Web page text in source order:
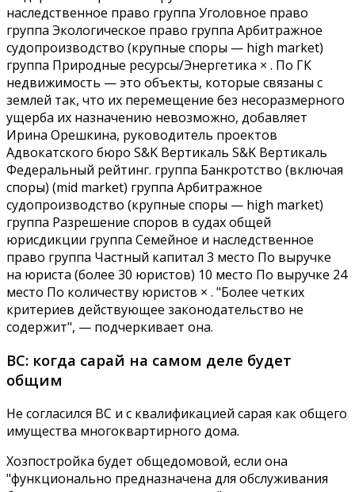
наследственное право группа Уголовное право
группа Экологическое право группа Арбитражное
судопроизводство (крупные споры — high market)
группа Природные ресурсы/Энергетика × . По ГК
недвижимость — это объекты, которые связаны с
землей так, что их перемещение без несоразмерного
ущерба их назначению невозможно, добавляет
Ирина Орешкина, руководитель проектов
Адвокатского бюро S&K Вертикаль S&K Вертикаль
Федеральный рейтинг. группа Банкротство (включая
споры) (mid market) группа Арбитражное
судопроизводство (крупные споры — high market)
группа Разрешение споров в судах общей
юрисдикции группа Семейное и наследственное
право группа Частный капитал 3 место По выручке
на юриста (более 30 юристов) 10 место По выручке 24
место По количеству юристов × . "Более четких
критериев действующее законодательство не
содержит", — подчеркивает она.
ВС: когда сарай на самом деле будет
общим
Не согласился ВС и с квалификацией сарая как общего
имущества многоквартирного дома.
Хозпостройка будет общедомовой, если она
"функционально предназначена для обслуживания